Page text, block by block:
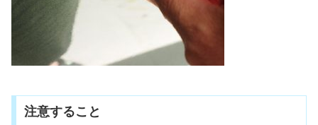
注意すること